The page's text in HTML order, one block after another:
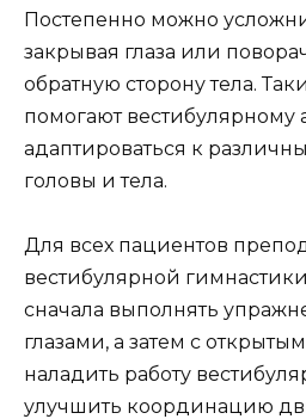
Постепенно можно
закрывая глаза или
обратную сторону тела.
помогают вестибулярному
адаптироваться к
головы и тела.
Для всех пациентов
вестибулярной
сначала выполнять
глазами, а затем с
наладить работу
улучшить координацию